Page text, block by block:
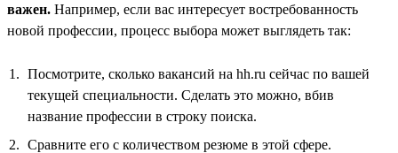
важен. Например, если вас интересует востребованность
новой профессии, процесс выбора может выглядеть так:
Посмотрите, сколько вакансий на hh.ru сейчас по вашей
текущей специальности. Сделать это можно, вбив
название профессии в строку поиска.
Сравните его с количеством резюме в этой сфере.